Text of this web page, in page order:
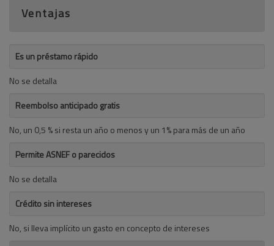
Ventajas
Es un préstamo rápido
No se detalla
Reembolso anticipado gratis
No, un 0,5 % si resta un año o menos y un 1% para más de un año
Permite ASNEF o parecidos
No se detalla
Crédito sin intereses
No, si lleva implícito un gasto en concepto de intereses